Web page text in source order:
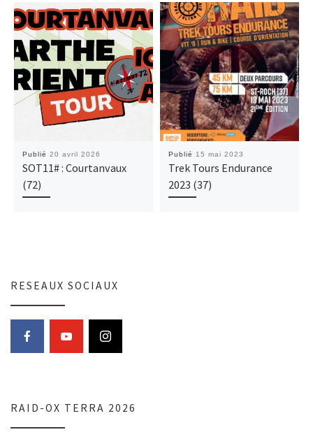
Publié 20 avril 2026
SOT11# : Courtanvaux
(72)
Publié 15 mai 2023
Trek Tours Endurance
2023 (37)
RESEAUX SOCIAUX
RAID-OX TERRA 2026